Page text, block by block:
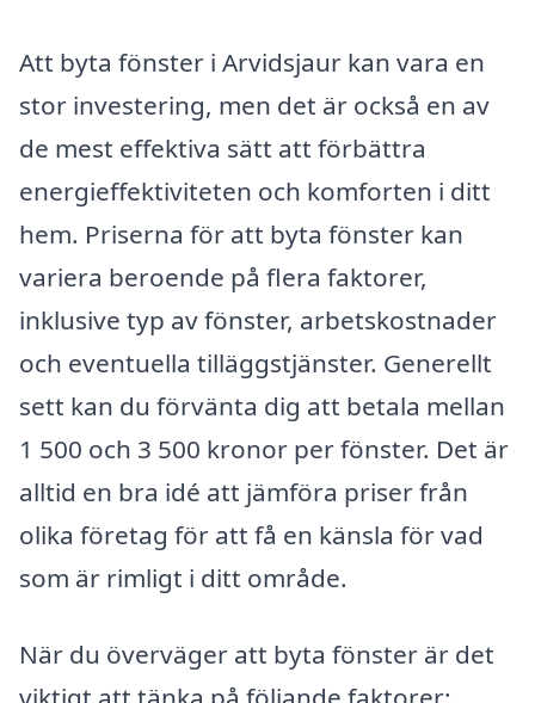
Att byta fönster i Arvidsjaur kan vara en
stor investering, men det är också en av
de mest effektiva sätt att förbättra
energieffektiviteten och komforten i ditt
hem. Priserna för att byta fönster kan
variera beroende på flera faktorer,
inklusive typ av fönster, arbetskostnader
och eventuella tilläggstjänster. Generellt
sett kan du förvänta dig att betala mellan
1 500 och 3 500 kronor per fönster. Det är
alltid en bra idé att jämföra priser från
olika företag för att få en känsla för vad
som är rimligt i ditt område.
När du överväger att byta fönster är det